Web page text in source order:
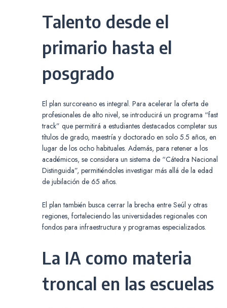
Talento desde el
primario hasta el
posgrado
El plan surcoreano es integral. Para acelerar la oferta de
profesionales de alto nivel, se introducirá un programa “fast
track” que permitirá a estudiantes destacados completar sus
títulos de grado, maestría y doctorado en solo 5.5 años, en
lugar de los ocho habituales. Además, para retener a los
académicos, se considera un sistema de “Cátedra Nacional
Distinguida”, permitiéndoles investigar más allá de la edad
de jubilación de 65 años.
El plan también busca cerrar la brecha entre Seúl y otras
regiones, fortaleciendo las universidades regionales con
fondos para infraestructura y programas especializados.
La IA como materia
troncal en las escuelas